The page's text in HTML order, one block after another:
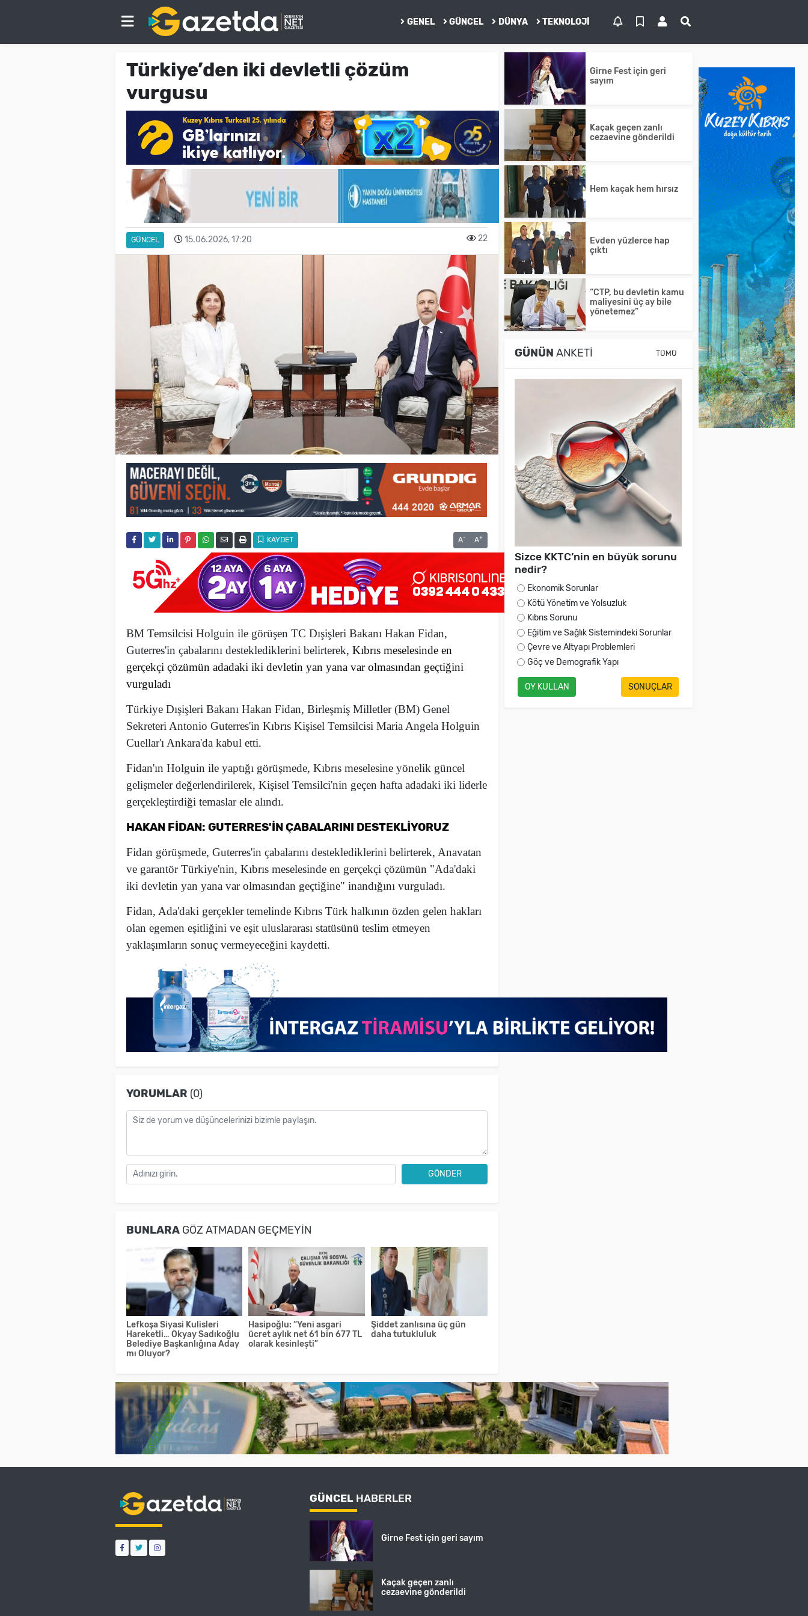
GENEL GÜNCEL DÜNYA TEKNOLOJI
Türkiye’den iki devletli çözüm
vurgusu
GÜNCEL 15.06.2026, 17:20 22
KAYDET A- A+
BM Temsilcisi Holguin ile görüşen TC Dışişleri Bakanı Hakan Fidan,
Guterres'in çabalarını desteklediklerini belirterek, Kıbrıs meselesinde en
gerçekçi çözümün adadaki iki devletin yan yana var olmasından geçtiğini
vurguladı
Türkiye Dışişleri Bakanı Hakan Fidan, Birleşmiş Milletler (BM) Genel
Sekreteri Antonio Guterres'in Kıbrıs Kişisel Temsilcisi Maria Angela Holguin
Cuellar'ı Ankara'da kabul etti.
Fidan'ın Holguin ile yaptığı görüşmede, Kıbrıs meselesine yönelik güncel
gelişmeler değerlendirilerek, Kişisel Temsilci'nin geçen hafta adadaki iki liderle
gerçekleştirdiği temaslar ele alındı.
HAKAN FİDAN: GUTERRES'İN ÇABALARINI DESTEKLİYORUZ
Fidan görüşmede, Guterres'in çabalarını desteklediklerini belirterek, Anavatan
ve garantör Türkiye'nin, Kıbrıs meselesinde en gerçekçi çözümün "Ada'daki
iki devletin yan yana var olmasından geçtiğine" inandığını vurguladı.
Fidan, Ada'daki gerçekler temelinde Kıbrıs Türk halkının özden gelen hakları
olan egemen eşitliğini ve eşit uluslararası statüsünü teslim etmeyen
yaklaşımların sonuç vermeyeceğini kaydetti.
YORUMLAR (0)
GÖNDER
BUNLARAGÖZ ATMADAN GEÇMEYIN
Lefkoşa Siyasi Kulisleri
Hareketli… Okyay Sadıkoğlu
Belediye Başkanlığına Aday
mı Oluyor?
Hasipoğlu: “Yeni asgari
ücret aylık net 61 bin 677 TL
olarak kesinleşti”
Şiddet zanlısına üç gün
daha tutukluluk
Girne Fest için geri
sayım
Kaçak geçen zanlı
cezaevine gönderildi
Hem kaçak hem hırsız
Evden yüzlerce hap
çıktı
“CTP, bu devletin kamu
maliyesini üç ay bile
yönetemez”
GÜNÜN ANKETI TÜMÜ
Sizce KKTC’nin en büyük sorunu
nedir?
Ekonomik Sorunlar
Kötü Yönetim ve Yolsuzluk
Kıbrıs Sorunu
Eğitim ve Sağlık Sistemindeki Sorunlar
Çevre ve Altyapı Problemleri
Göç ve Demografik Yapı
OY KULLAN SONUÇLAR
GÜNCEL HABERLER
Girne Fest için geri sayım
Kaçak geçen zanlı
cezaevine gönderildi